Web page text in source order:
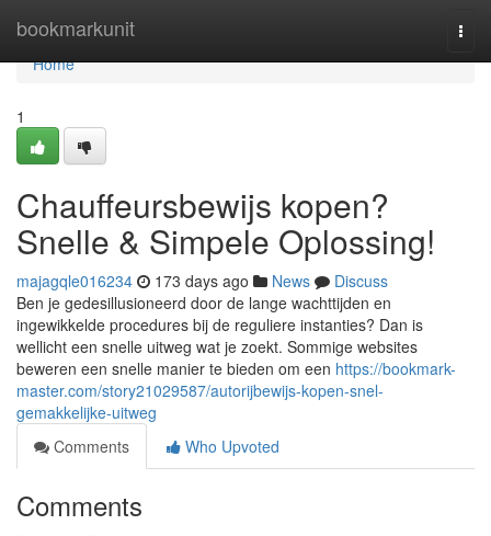
bookmarkunit
Home
Home
1
Chauffeursbewijs kopen?
Snelle & Simpele Oplossing!
majagqle016234 173 days ago News
Discuss
Ben je gedesillusioneerd door de lange wachttijden en
ingewikkelde procedures bij de reguliere instanties? Dan is
wellicht een snelle uitweg wat je zoekt. Sommige websites
beweren een snelle manier te bieden om een https://bookmark-
master.com/story21029587/autorijbewijs-kopen-snel-
gemakkelijke-uitweg
Comments
Who Upvoted
Comments